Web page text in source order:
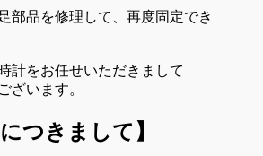
部品を修理して、再度固定でき
計をお任せいただきまして
ざいます。
つきまして】